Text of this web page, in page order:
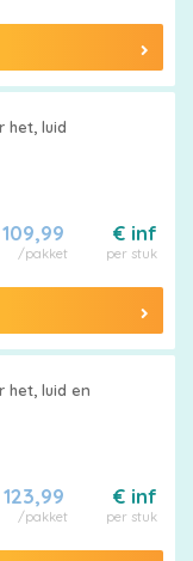
het, luid
€ inf
per stuk
/pakket
het, luid en
€ inf
per stuk
/pakket